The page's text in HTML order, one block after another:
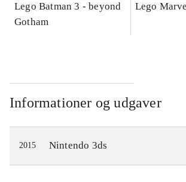
Lego Batman 3 - beyond
Gotham
Lego
Informationer og udgaver
2015 Nintendo 3ds